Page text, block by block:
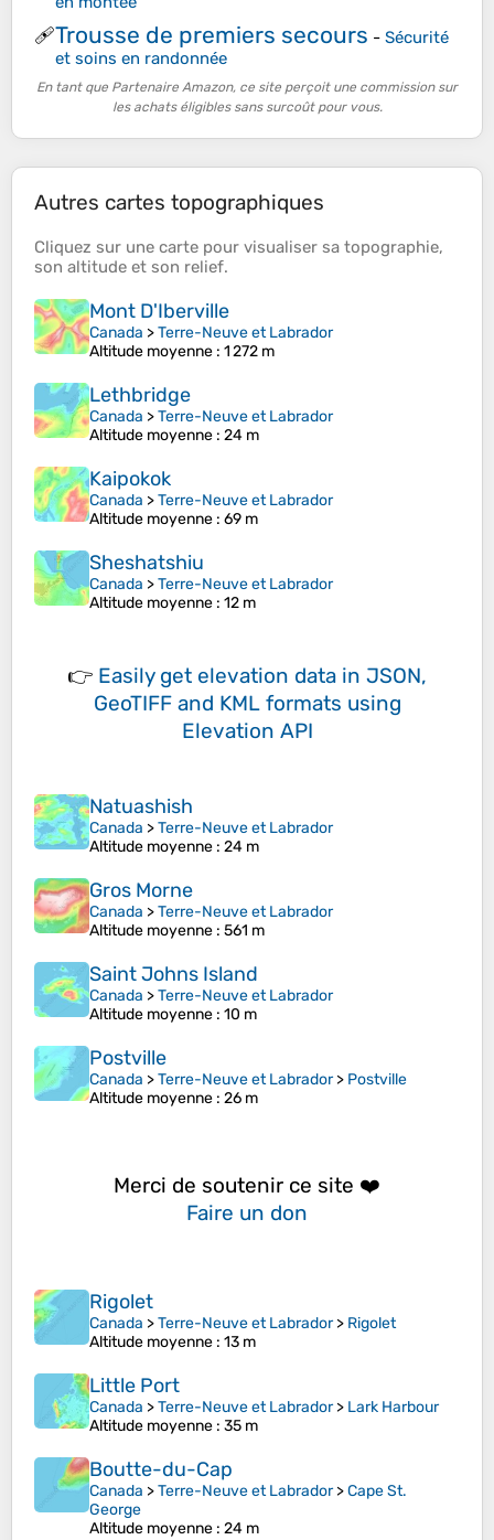
🩹Trousse de premiers secours - Sécurité
et soins en randonnée
En tant que Partenaire Amazon, ce site perçoit une commission sur
les achats éligibles sans surcoût pour vous.
Autres cartes topographiques
Cliquez sur une carte pour visualiser sa topographie,
son altitude et son relief.
Mont D'Iberville
Canada >Terre-Neuve et Labrador
Altitude moyenne : 1 272 m
Lethbridge
Canada >Terre-Neuve et Labrador
Altitude moyenne : 24 m
Kaipokok
Canada >Terre-Neuve et Labrador
Altitude moyenne : 69 m
Sheshatshiu
Canada >Terre-Neuve et Labrador
Altitude moyenne : 12 m
👉 Easily get elevation data in JSON,
GeoTIFF and KML formats using
Elevation API
Natuashish
Canada >Terre-Neuve et Labrador
Altitude moyenne : 24 m
Gros Morne
Canada >Terre-Neuve et Labrador
Altitude moyenne : 561 m
Saint Johns Island
Canada >Terre-Neuve et Labrador
Altitude moyenne : 10 m
Postville
Canada >Terre-Neuve et Labrador> Postville
Altitude moyenne : 26 m
Merci de soutenir ce site ❤️
Faire un don
Rigolet
Canada >Terre-Neuve et Labrador> Rigolet
Altitude moyenne : 13 m
Little Port
Canada >Terre-Neuve et Labrador> Lark Harbour
Altitude moyenne : 35 m
Boutte-du-Cap
Canada >Terre-Neuve et Labrador>Cape St.
George
Altitude moyenne : 24 m